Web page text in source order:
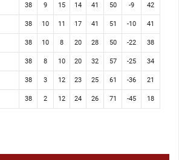
38 9 15 14 41 50 -9 42
38 10 11 17 41 51 -10 41
38 10 8 20 28 50 -22 38
38 8 10 20 32 57 -25 34
38 3 12 23 25 61 -36 21
38 2 12 24 26 71 -45 18